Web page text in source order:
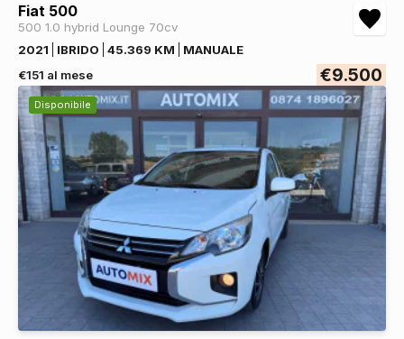
Fiat 500
500 1.0 hybrid Lounge 70cv
2021
IBRIDO 45.369 KM
MANUALE
€151 al mese
€9.500
Disponibile